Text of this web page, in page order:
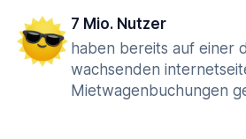
7 Mio. Nutzer
haben bereits auf einer
wachsenden
Mietwagenbuchungen